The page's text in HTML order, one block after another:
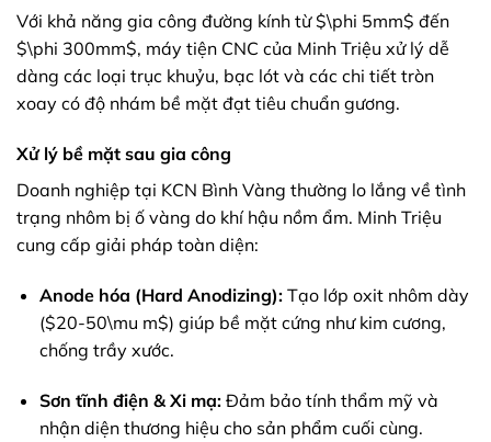
Với khả năng gia công đường kính từ$\phi 5mm$ đến
$\phi 300mm$, máy tiện CNC của Minh Triệu xử lý dễ
dàng các loại trục khuỷu, bạc lót và các chi tiết tròn
xoay có độ nhám bề mặt đạt tiêu chuẩn gương.
Xử lý bề mặt sau gia công
Doanh nghiệp tại KCN Bình Vàng thường lo lắng về tình
trạng nhôm bị ố vàng do khí hậu nồm ẩm. Minh Triệu
cung cấp giải pháp toàn diện:
Anode hóa (Hard Anodizing):Tạo lớp oxit nhôm dày
($20-50\mu m$) giúp bề mặt cứng như kim cương,
chống trầy xước.
Sơn tĩnh điện & Xi mạ:Đảm bảo tính thẩm mỹ và
nhận diện thương hiệu cho sản phẩm cuối cùng.